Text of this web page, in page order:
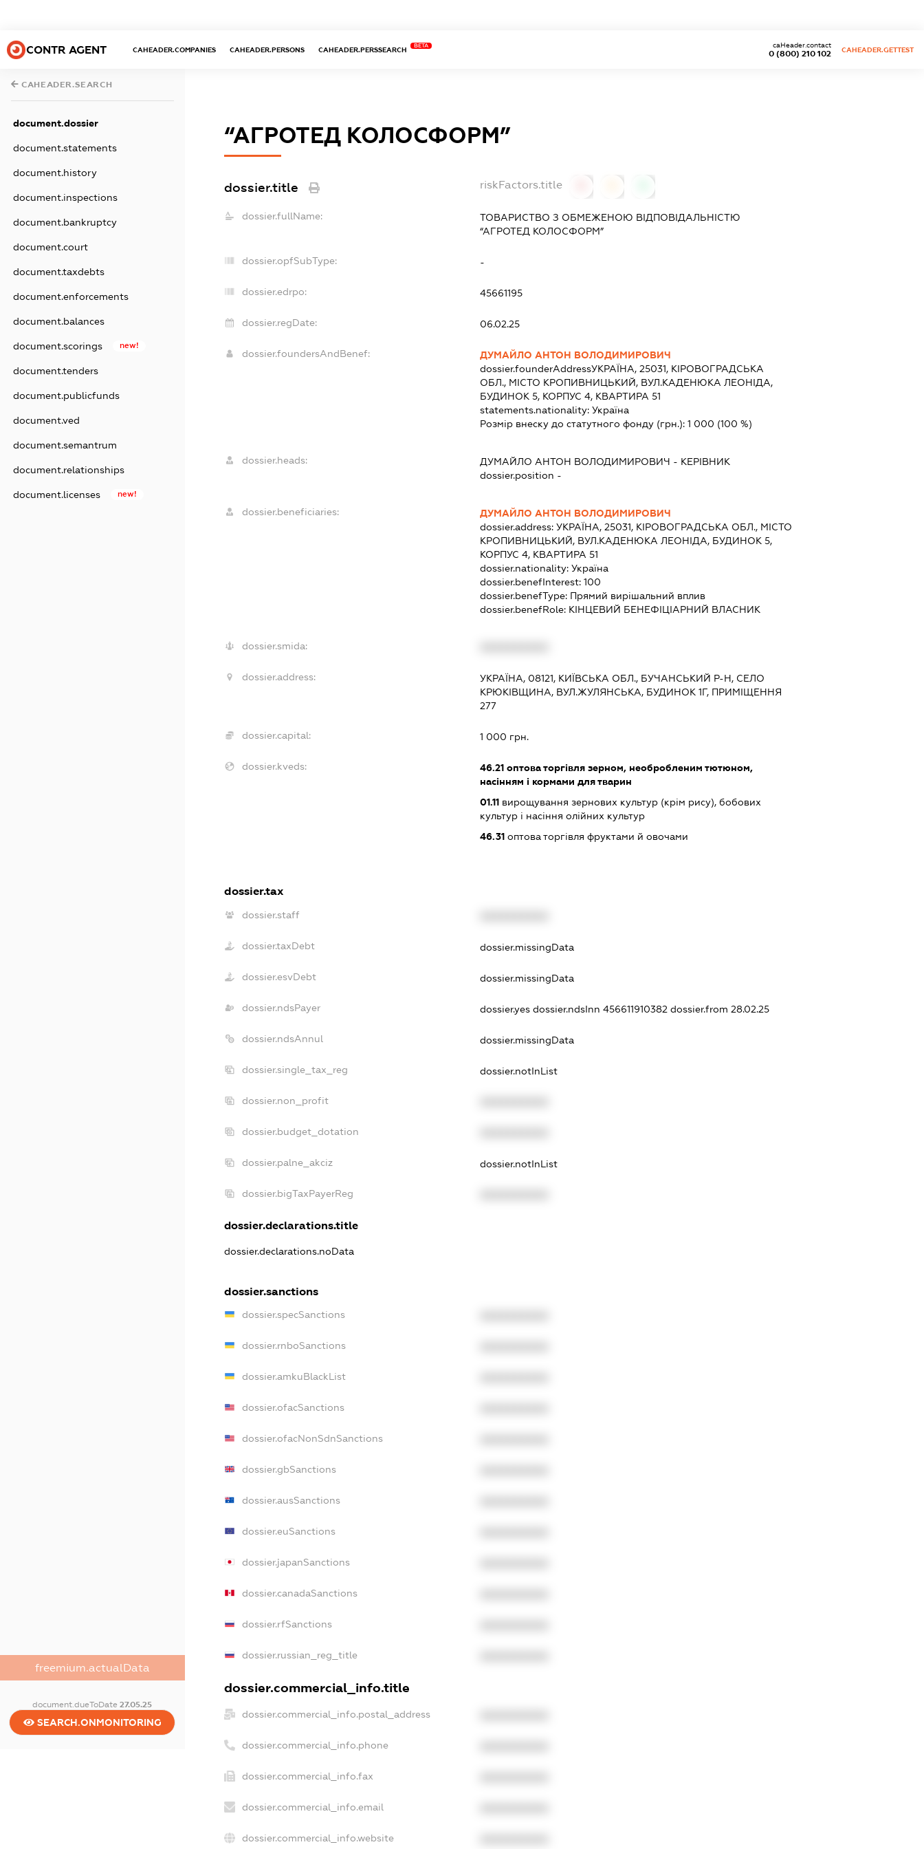
CONTR AGENT CAHEADER.COMPANIES CAHEADER.PERSONS CAHEADER.PERSSEARCH
BETA
0 (800) 210 102
caHeader.contact
CAHEADER.GETTEST
CAHEADER.SEARCH
document.dossier
document.statements
document.history
document.inspections
document.bankruptcy
document.court
document.taxdebts
document.enforcements
document.balances
document.scorings new!
document.tenders
document.publicfunds
document.ved
document.semantrum
document.relationships
document.licenses new!
freemium.actualData
document.dueToDate27.05.25
SEARCH.ONMONITORING
“АГРОТЕД КОЛОСФОРМ”
dossier.title riskFactors.title
dossier.fullName:
ТОВАРИСТВО З ОБМЕЖЕНОЮ ВІДПОВІДАЛЬНІСТЮ
“АГРОТЕД КОЛОСФОРМ”
dossier.opfSubType: -
dossier.edrpo: 45661195
dossier.regDate: 06.02.25
dossier.foundersAndBenef:
ДУМАЙЛО АНТОН ВОЛОДИМИРОВИЧ
dossier.founderAddressУКРАЇНА, 25031, КІРОВОГРАДСЬКА
ОБЛ., МІСТО КРОПИВНИЦЬКИЙ, ВУЛ.КАДЕНЮКА ЛЕОНІДА,
БУДИНОК 5, КОРПУС 4, КВАРТИРА 51
statements.nationality: Україна
Розмір внеску до статутного фонду (грн.): 1 000 (100 %)
dossier.heads: ДУМАЙЛО АНТОН ВОЛОДИМИРОВИЧ - КЕРІВНИК
dossier.position -
dossier.beneficiaries:
ДУМАЙЛО АНТОН ВОЛОДИМИРОВИЧ
dossier.address: УКРАЇНА, 25031, КІРОВОГРАДСЬКА ОБЛ., МІСТО
КРОПИВНИЦЬКИЙ, ВУЛ.КАДЕНЮКА ЛЕОНІДА, БУДИНОК 5,
КОРПУС 4, КВАРТИРА 51
dossier.nationality: Україна
dossier.benefInterest: 100
dossier.benefType: Прямий вирішальний вплив
dossier.benefRole: КІНЦЕВИЙ БЕНЕФІЦІАРНИЙ ВЛАСНИК
dossier.smida:
dossier.address:
УКРАЇНА, 08121, КИЇВСЬКА ОБЛ., БУЧАНСЬКИЙ Р-Н, СЕЛО
КРЮКІВЩИНА, ВУЛ.ЖУЛЯНСЬКА, БУДИНОК 1Г, ПРИМІЩЕННЯ
277
dossier.capital: 1 000 грн.
dossier.kveds: 46.21оптова торгівля зерном, необробленим тютюном,
насінням і кормами для тварин
01.11вирощування зернових культур (крім рису), бобових
культур і насіння олійних культур
46.31оптова торгівля фруктами й овочами
dossier.tax
dossier.staff
dossier.taxDebt dossier.missingData
dossier.esvDebt dossier.missingData
dossier.ndsPayer dossier.yes dossier.ndsInn 456611910382 dossier.from 28.02.25
dossier.ndsAnnul dossier.missingData
dossier.single_tax_reg dossier.notInList
dossier.non_profit
dossier.budget_dotation
dossier.palne_akciz dossier.notInList
dossier.bigTaxPayerReg
dossier.declarations.title
dossier.declarations.noData
dossier.sanctions
dossier.specSanctions
dossier.rnboSanctions
dossier.amkuBlackList
dossier.ofacSanctions
dossier.ofacNonSdnSanctions
dossier.gbSanctions
dossier.ausSanctions
dossier.euSanctions
dossier.japanSanctions
dossier.canadaSanctions
dossier.rfSanctions
dossier.russian_reg_title
dossier.commercial_info.title
dossier.commercial_info.postal_address
dossier.commercial_info.phone
dossier.commercial_info.fax
dossier.commercial_info.email
dossier.commercial_info.website